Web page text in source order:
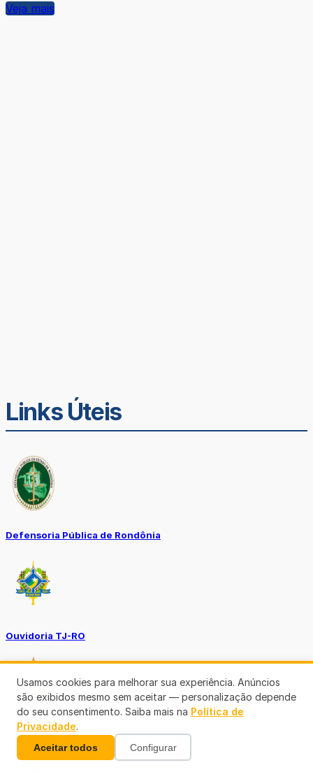
Veja mais
Links Úteis
Defensoria Pública de Rondônia
Ouvidoria TJ-RO
Ouvidoria GERO
Usamos cookies para melhorar sua experiência. Anúncios
são exibidos mesmo sem aceitar — personalização depende
do seu consentimento. Saiba mais na Política de
Privacidade.
Aceitar todos Configurar